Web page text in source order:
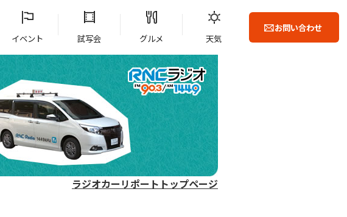
イベント 試写会 グルメ 天気
お問い合わせ
ラジオカーリポートトップページ